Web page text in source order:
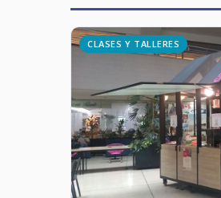
CLASES Y TALLERES